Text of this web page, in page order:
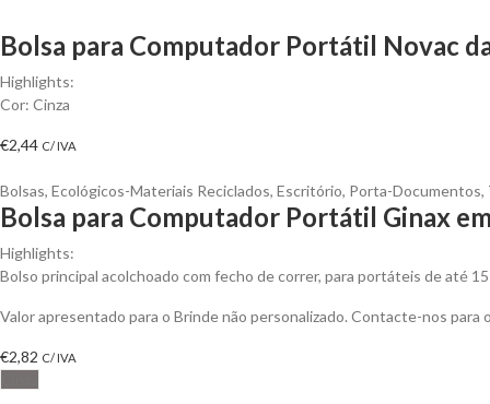
Bolsa para Computador Portátil Novac
Highlights:
Cor: Cinza
€2,44 C/ IVA
Bolsas, Ecológicos-Materiais Reciclados, Escritório, Porta-Documentos,
Bolsa para Computador Portátil Ginax
Highlights:
Bolso principal acolchoado com fecho de correr, para portáteis de até
Valor apresentado para o Brinde não personalizado. Contacte-nos
€2,82 C/ IVA